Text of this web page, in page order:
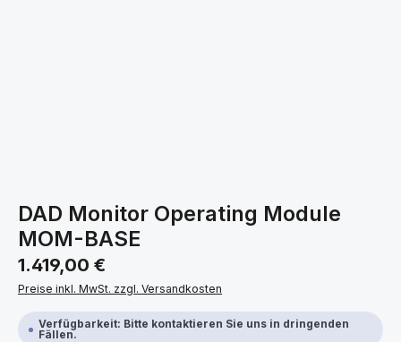
DAD Monitor Operating Module
MOM-BASE
Regulärer Preis:
1.419,00 €
Preise inkl. MwSt. zzgl. Versandkosten
Verfügbarkeit: Bitte kontaktieren Sie uns in dringenden
Fällen.